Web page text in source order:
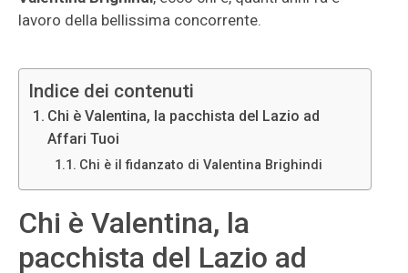
lavoro della bellissima concorrente.
Indice dei contenuti
Chi è Valentina, la pacchista del Lazio ad
Affari Tuoi
Chi è il fidanzato di Valentina Brighindi
Chi è Valentina, la
pacchista del Lazio ad